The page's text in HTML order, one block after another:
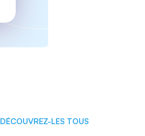
DÉCOUVREZ-LES TOUS